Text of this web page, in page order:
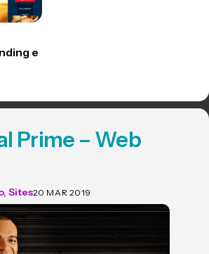
e
Prime – Web
, Sites20 MAR 2019